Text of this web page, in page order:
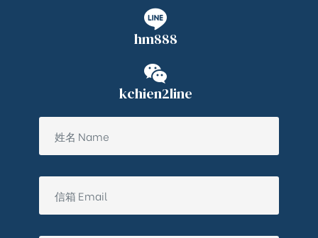
hm888
kchien2line